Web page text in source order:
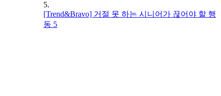
5.
[Trend&Bravo] 거절 못 하는 시니어가 끊어야 할 행
동 5